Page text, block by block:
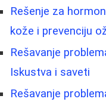
Rešenje za
kože i prevenciju
Rešavanje
Iskustva i saveti
Rešavanje